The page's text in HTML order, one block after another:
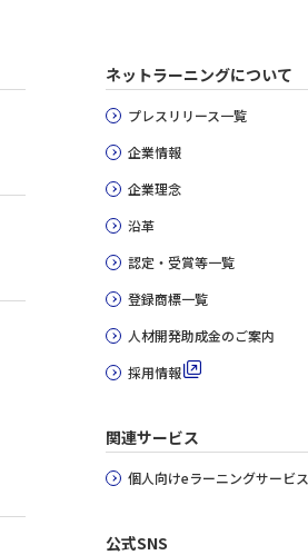
ネットラーニングについて
プレスリリース一覧
企業情報
企業理念
沿革
認定・受賞等一覧
登録商標一覧
人材開発助成金のご案内
採用情報
関連サービス
個人向けeラーニングサービス
公式SNS